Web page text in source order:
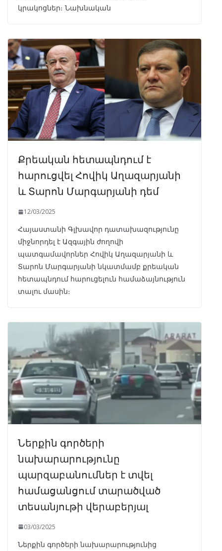
կրակոցներ։ Նախնական
Քրեական հետապնդում է
հարուցվել Հովիկ Աղազարյանի
և Տարոն Մարգարյանի դեմ
12/03/2025
Հայաստանի Գլխավոր դատախազությունը
միջնորդել է Ազգային ժողովի
պատգամավորներ Հովիկ Աղազարյանի և
Տարոն Մարգարյանի նկատմամբ քրեական
հետապնդում հարուցելուն համաձայնություն
տալու մասին։
Ներքին գործերի
նախարարությունը
պարզաբանումներ է տվել
համացանցում տարածված
տեսանյութի վերաբերյալ
03/03/2025
Ներքին գործերի նախարարությունից